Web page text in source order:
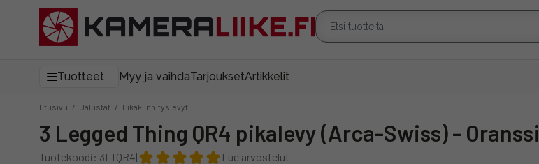
Tuotteet Myy ja vaihdaTarjouksetArtikkelit
Etusivu / Jalustat / Pikakiinnityslevyt
3 Legged Thing QR4 pikalevy (Arca-Swiss) - Oranssi
Tuotekoodi: 3LTQR4| Lue arvostelut